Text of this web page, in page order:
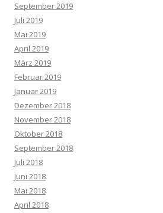
September 2019
Juli 2019
Mai 2019
April 2019
März 2019
Februar 2019
Januar 2019
Dezember 2018
November 2018
Oktober 2018
September 2018
Juli 2018
Juni 2018
Mai 2018
April 2018